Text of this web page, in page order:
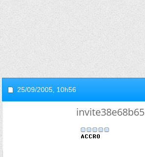
25/09/2005, 10h56
invite38e68b65